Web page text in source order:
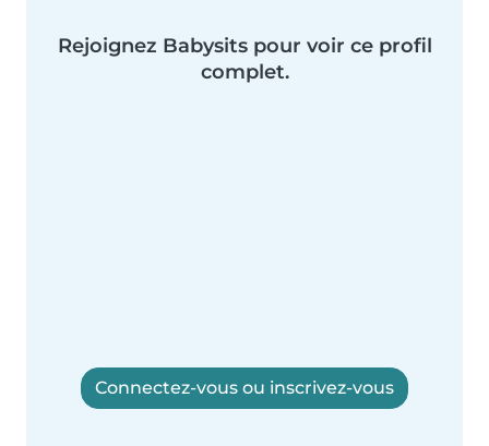
Rejoignez Babysits pour voir ce profil
complet.
Connectez-vous ou inscrivez-vous